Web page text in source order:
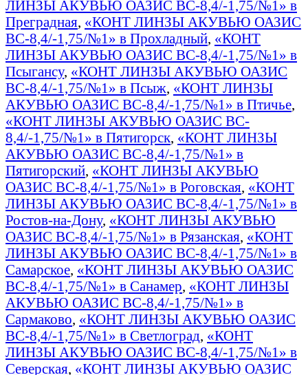
ЛИНЗЫ АКУВЬЮ ОАЗИС BC-8,4/-1,75/№1» в
Преградная, «КОНТ ЛИНЗЫ АКУВЬЮ ОАЗИС
BC-8,4/-1,75/№1» в Прохладный, «КОНТ
ЛИНЗЫ АКУВЬЮ ОАЗИС BC-8,4/-1,75/№1» в
Псыгансу, «КОНТ ЛИНЗЫ АКУВЬЮ ОАЗИС
BC-8,4/-1,75/№1» в Псыж, «КОНТ ЛИНЗЫ
АКУВЬЮ ОАЗИС BC-8,4/-1,75/№1» в Птичье,
«КОНТ ЛИНЗЫ АКУВЬЮ ОАЗИС BC-
8,4/-1,75/№1» в Пятигорск, «КОНТ ЛИНЗЫ
АКУВЬЮ ОАЗИС BC-8,4/-1,75/№1» в
Пятигорский, «КОНТ ЛИНЗЫ АКУВЬЮ
ОАЗИС BC-8,4/-1,75/№1» в Роговская, «КОНТ
ЛИНЗЫ АКУВЬЮ ОАЗИС BC-8,4/-1,75/№1» в
Ростов-на-Дону, «КОНТ ЛИНЗЫ АКУВЬЮ
ОАЗИС BC-8,4/-1,75/№1» в Рязанская, «КОНТ
ЛИНЗЫ АКУВЬЮ ОАЗИС BC-8,4/-1,75/№1» в
Самарское, «КОНТ ЛИНЗЫ АКУВЬЮ ОАЗИС
BC-8,4/-1,75/№1» в Санамер, «КОНТ ЛИНЗЫ
АКУВЬЮ ОАЗИС BC-8,4/-1,75/№1» в
Сармаково, «КОНТ ЛИНЗЫ АКУВЬЮ ОАЗИС
BC-8,4/-1,75/№1» в Светлоград, «КОНТ
ЛИНЗЫ АКУВЬЮ ОАЗИС BC-8,4/-1,75/№1» в
Северская, «КОНТ ЛИНЗЫ АКУВЬЮ ОАЗИС